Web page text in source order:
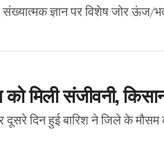
ज्ञान पर विशेष जोर ऊंज/
मिली संजीवनी,
दूसरे दिन हुई बारिश ने जिले के